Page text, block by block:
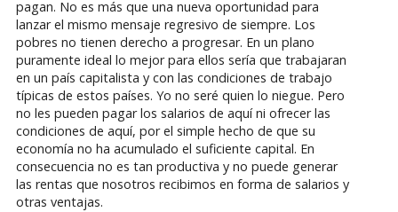
pagan. No es más que una nueva oportunidad para
lanzar el mismo mensaje regresivo de siempre. Los
pobres no tienen derecho a progresar. En un plano
puramente ideal lo mejor para ellos sería que trabajaran
en un país capitalista y con las condiciones de trabajo
típicas de estos países. Yo no seré quien lo niegue. Pero
no les pueden pagar los salarios de aquí ni ofrecer las
condiciones de aquí, por el simple hecho de que su
economía no ha acumulado el suficiente capital. En
consecuencia no es tan productiva y no puede generar
las rentas que nosotros recibimos en forma de salarios y
otras ventajas.